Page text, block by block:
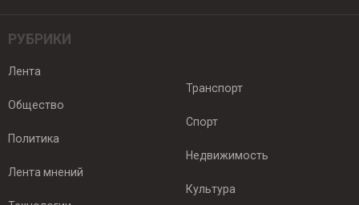
РУБРИКИ
Лента
Общество
Политика
Лента мнений
Транспорт
Спорт
Недвижимость
Культура